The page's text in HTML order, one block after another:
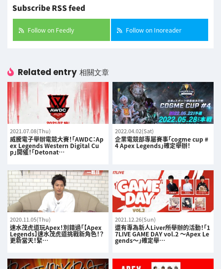
Subscribe RSS feed
Follow on Feedly Follow on Inoreader
Related entry 相關文章
2021.07.08(Thu)
威騰電子舉辦電競大賽！「AWDC：Ap
ex Legends Western Digital Cu
p」開催！「Detonat…
2022.04.02(Sat)
企業電競部專屬賽事「cogme cup #
4 Apex Legends」確定舉辦！
2020.11.05(Thu)
速水茂虎道玩Apex！別錯過「【Apex
Legends】速水茂虎道挑戰新角色！？
更新當天！緊…
2021.12.26(Sun)
還有專為新人Liver所舉辦的活動！「1
7LIVE GAME DAY vol.2 〜Apex Le
gends〜」確定舉…